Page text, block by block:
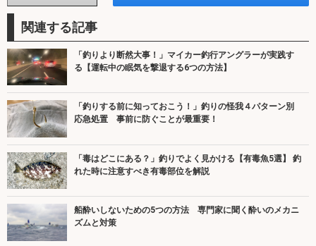
関連する記事
「釣りより断然大事！」マイカー釣行アングラーが実践す
る【運転中の眠気を撃退する6つの方法】
「釣りする前に知っておこう！」釣りの怪我４パターン別
応急処置 事前に防ぐことが最重要！
「毒はどこにある？」釣りでよく見かける【有毒魚5選】 釣
れた時に注意すべき有毒部位を解説
船酔いしないための5つの方法 専門家に聞く酔いのメカニ
ズムと対策